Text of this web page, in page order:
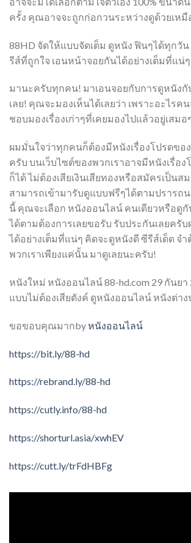
ครั้ง คุณอาจจะถูกก่อกวนระหว่างดูด้วยเห
88HD จัดให้แบบจัดเต็ม ดูหนัง ฟินๆได้ทุกวั
รีส์ที่ถูกใจ เอนหน้าจอยกันได้อย่างเต็มที่แน่
มานะครับทุกคน! มาเอนจอยกับการดูหนังกั
เลย! คุณจะมองเห็นได้เลยว่า เพราะอะไร
ชอบมองเรื่องเก่าๆที่เคยมองไปแล้วอยู่เสมอ
ผมมั่นใจว่าทุกคนก็ต้องมีหนังเรื่องโปรดขอ
ครับ บนเว็บไซต์ของพวกเราอาจมีหนังเรื่อ
ก็ได้ ไม่ต้องเสียเงินเสียทองหรือสมัครเป็นส
สามารถเข้ามารับดูแบบฟรีๆได้ตามปรารถ
นี้ คุณจะเลือก หนังออนไลน์ คนเดียวหรือดู
ได้ตามต้องการเลยขอรับ รับประกันเลยครั
ได้อย่างเต็มที่แน่ๆ คิดจะดูหนังดี ซีรีส์เด็ด จำ
พวกเราเพียงแค่นั้น มาดูเลยนะครับ!
หนังใหม่ หนังออนไลน์ 88-hd.com 29 กันยา
แบบไม่ต้องเสียตังค์ ดูหนังออนไลน์ หนังต่าง
ขอขอบคุณมากbyหนังออนไลน์
https://bit.ly/88-hd
https://rebrand.ly/88-hd
https://cutly.info/88-hd
https://shorturl.asia/xwhEV
https://cutt.ly/trFdHBFg